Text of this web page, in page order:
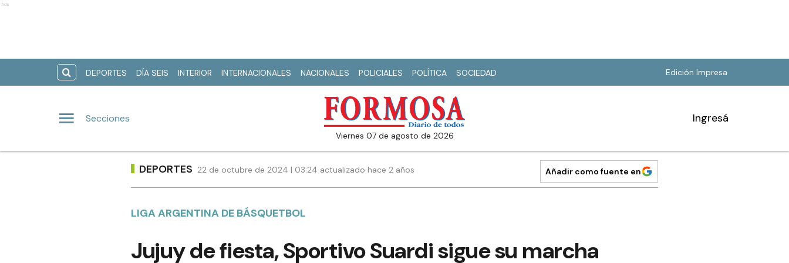
Ads
DEPORTES DÍA SEIS INTERIOR INTERNACIONALES NACIONALES POLICIALES POLÍTICA SOCIEDAD Edición Impresa
Secciones
viernes 07 de agosto de 2026
Ingresá
DEPORTES 22 de octubre de 2024 | 03:24 actualizado hace 2 años Añadir como fuente en
LIGA ARGENTINA DE BÁSQUETBOL
Jujuy de fiesta, Sportivo Suardi sigue su marcha